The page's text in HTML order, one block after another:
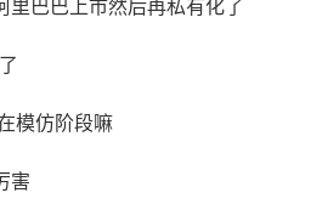
巴巴上市然后再私有化了
模仿阶段嘛
害